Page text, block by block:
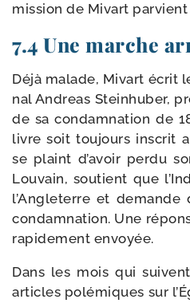
mis­sion de Mivart par­vient
7.4 Une marche
Déjà malade, Mivart écrit
nal Andreas Steinhuber,
de sa condam­na­tion de
livre soit tou­jours ins­crit
se plaint d’avoir per­du
Louvain, sou­tient que
l’Angleterre et demande
condam­na­tion. Une
rapi­de­ment envoyée.
Dans les mois qui
articles polé­miques sur